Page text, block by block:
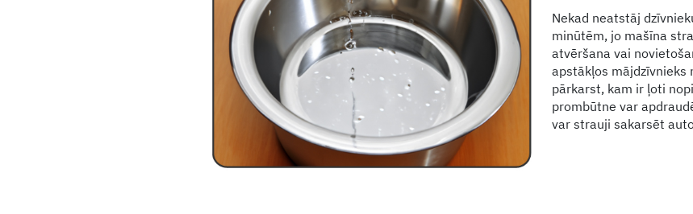
Nekad neatstāj
minūtēm, jo mašīna
atvēršana vai
apstākļos mājdzīvnieks
pārkarst, kam ir ļoti
prombūtne var
var strauji sakarsēt